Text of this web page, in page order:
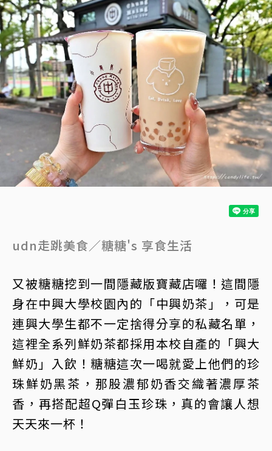
udn走跳美食／糖糖's 享食生活
又被糖糖挖到一間隱藏版寶藏店囉！這間隱
身在中興大學校園內的「中興奶茶」，可是
連興大學生都不一定捨得分享的私藏名單，
這裡全系列鮮奶茶都採用本校自產的「興大
鮮奶」入飲！糖糖這次一喝就愛上他們的珍
珠鮮奶黑茶，那股濃郁奶香交織著濃厚茶
香，再搭配超Q彈白玉珍珠，真的會讓人想
天天來一杯！